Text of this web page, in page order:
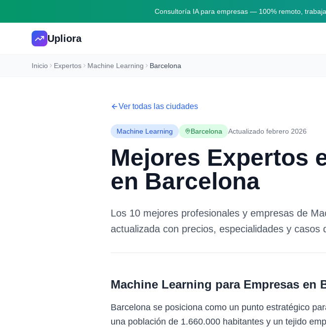
Consultoría IA para empresas — 100% remoto,
Upliora
Inicio Expertos Machine Learning Barcelona
Ver todas las ciudades
Machine Learning Barcelona Actualizado febrero 2026
Mejores Expertos
en Barcelona
Los 10 mejores profesionales y empresas de
actualizada con precios, especialidades y casos
Machine Learning para Empresas en
Barcelona se posiciona como un punto estratégico
una población de 1.660.000 habitantes y un tejido